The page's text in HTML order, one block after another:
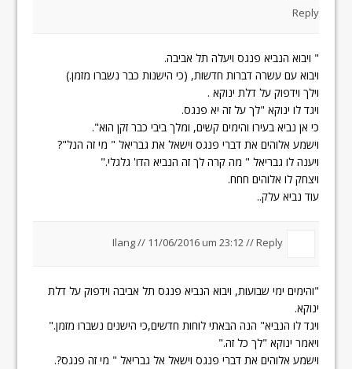
Reply
" ויבוא הנביא פנגס ויעלה תל אביבה.
ויבוא עם עשרה דברות חדשות, (כי הישנות כבר נשברו מזמן.)
וילך וידפוק על דלת ינוקא .
ויגד לו ינוקא "לך על זה יא פנגס.
כי אן נביא בעירו והימים קשים, ומלך ביבי כבר זקן הוא".
וישמע אלוהים את דברי פנגס וישאל את גבריאל " מי זה הנל"?
ויענה לו גבריאל " מה קרה לך זה הנביא הדו' גלגלי."
ויצחק לו אלוהים חחח.
עוד נביא עלק..
Ilang// 11/06/2016 um 23:12//Reply
"והימים ימי שבועות, ויבוא הנביא פנגס תל אביבה וידפוק על דלת
ינוקא.
ויגד לו הנביא" הנה הבאתי לוחות חדשים,כי הישנים נשברו מזמן."
ויאמר ינוקא "לך כל זה."
וישמע אלוהים את דברי פנגס וישאל אל גבריאל " מי זה פנגס?.